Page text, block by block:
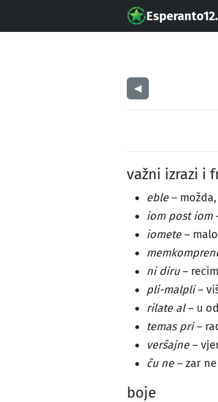
◀︎
važni izrazi i
eble– možda,
iom post iom
iomete– malo
ni diru–
pli-malpli–
rilate al– u
temas pri–
verŝajne–
ĉu ne– zar ne
boje